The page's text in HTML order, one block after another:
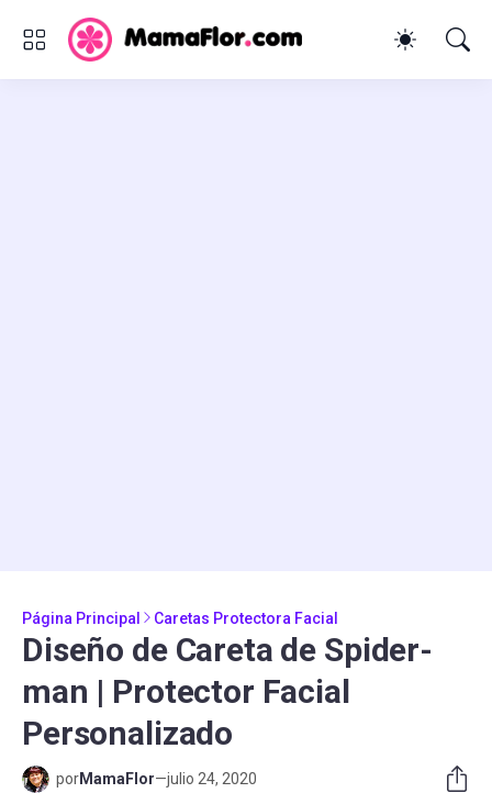
Página Principal Caretas Protectora Facial
Diseño de Careta de Spider-
man | Protector Facial
Personalizado
porMamaFlor—julio 24, 2020